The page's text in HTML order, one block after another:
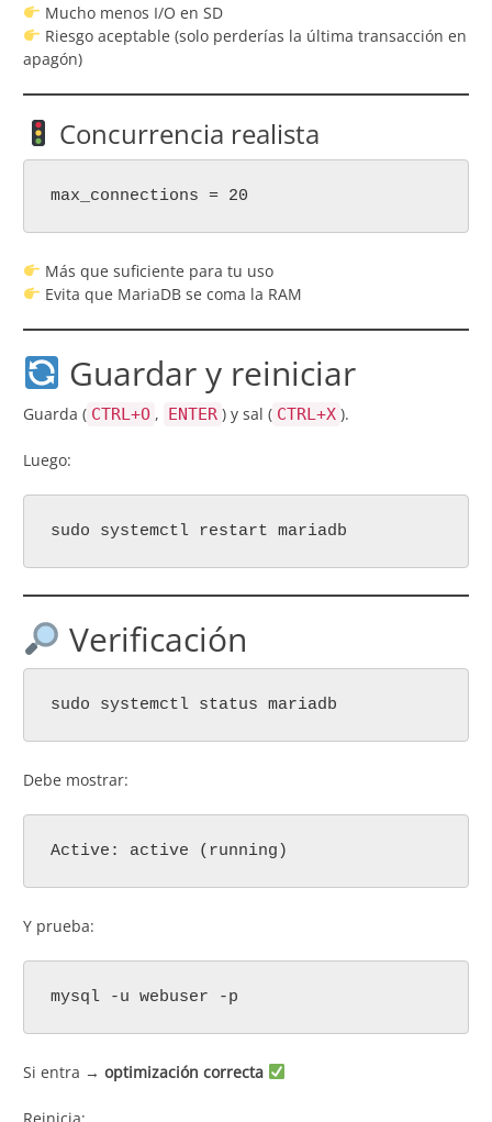
Mucho menos I/O en SD
Riesgo aceptable (solo perderías la última transacción en
apagón)
Concurrencia realista
max_connections = 20
Más que suficiente para tu uso
Evita que MariaDB se coma la RAM
Guardar y reiniciar
Guarda ( CTRL+O , ENTER ) y sal ( CTRL+X ).
Luego:
sudo systemctl restart mariadb
Verificación
sudo systemctl status mariadb
Debe mostrar:
Active: active (running)
Y prueba:
mysql -u webuser -p
Si entra → optimización correcta
Reinicia: